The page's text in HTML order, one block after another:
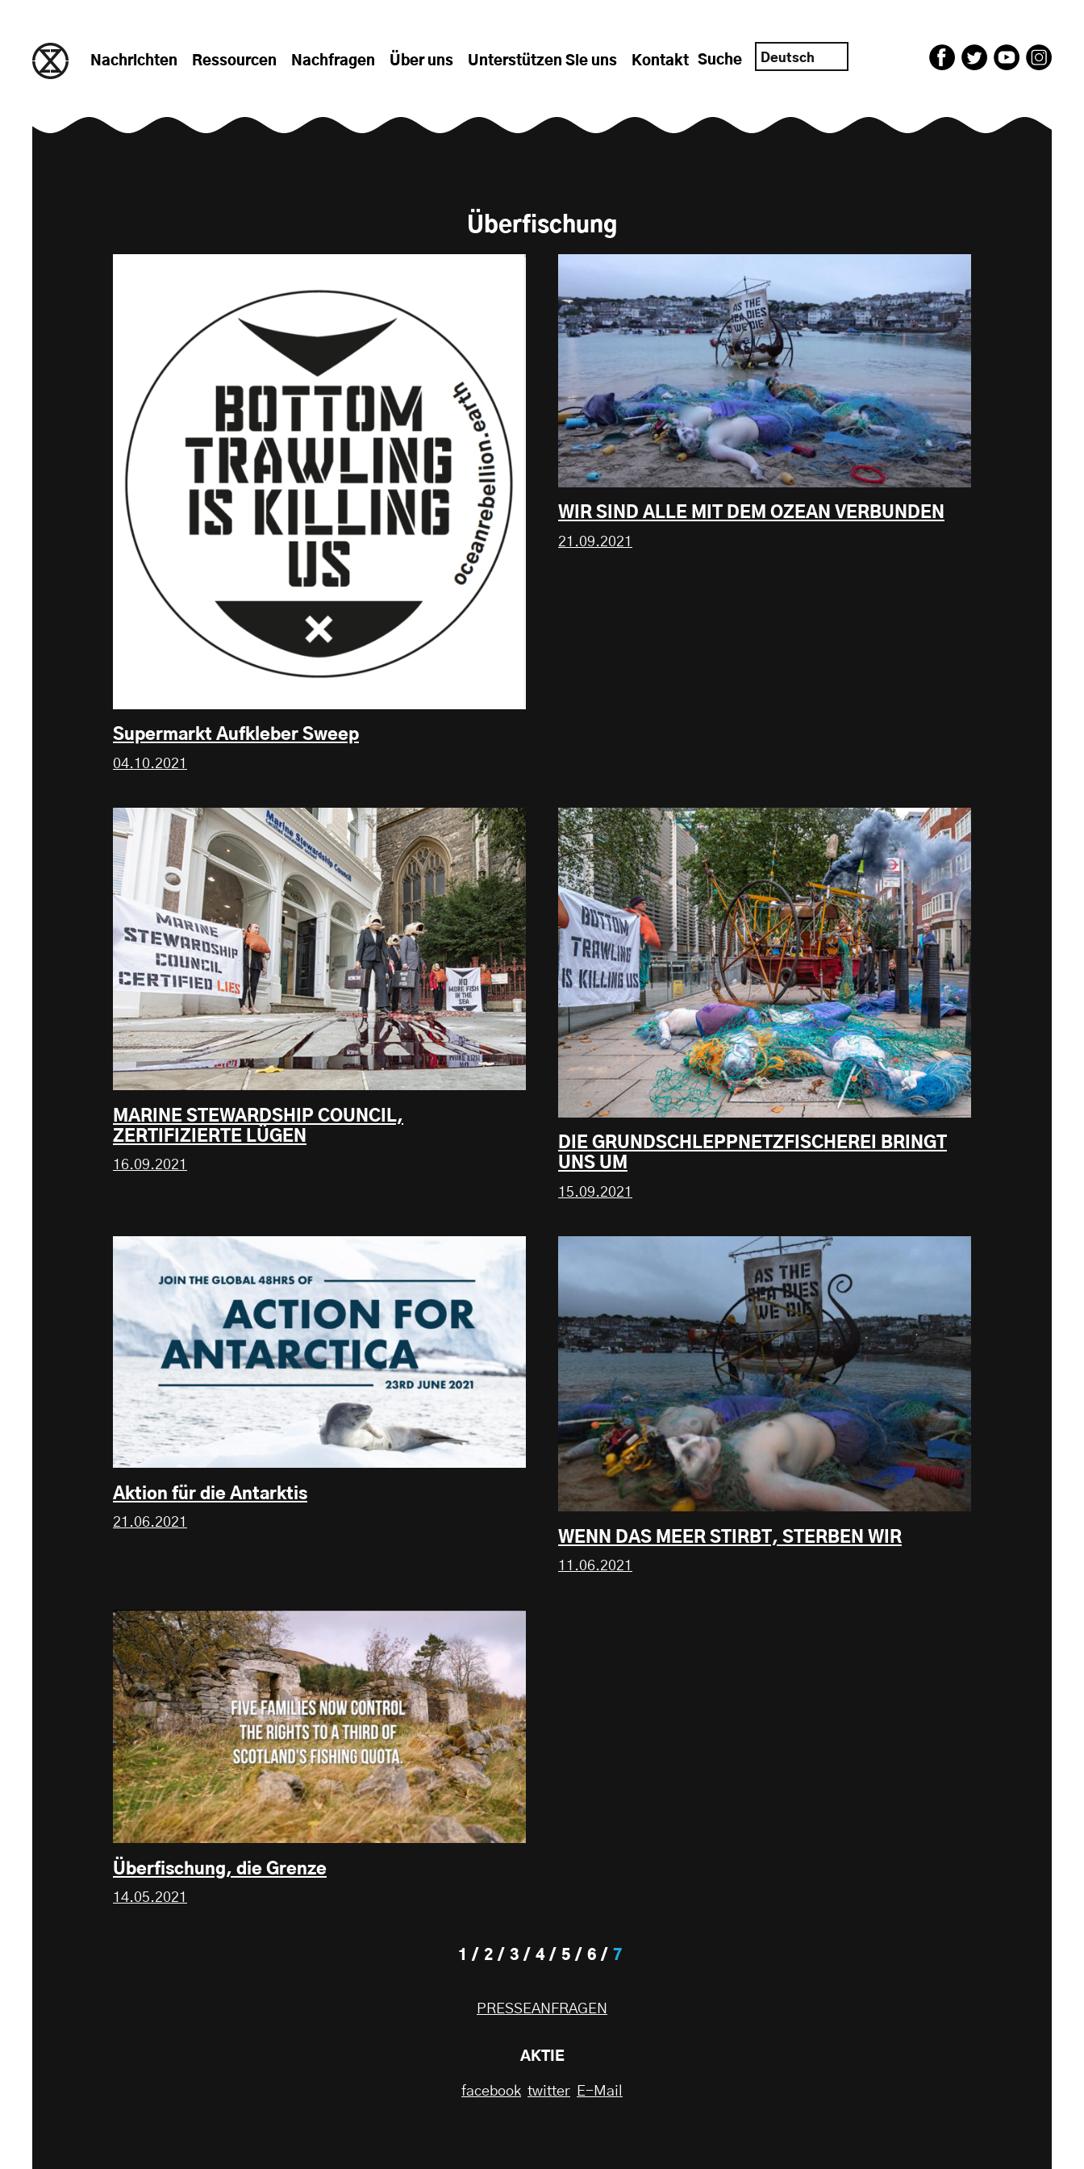
Nachrichten Ressourcen Nachfragen Über uns Unterstützen Sie uns Kontakt Suche Deutsch
Überfischung
Supermarkt Aufkleber Sweep
04.10.2021
WIR SIND ALLE MIT DEM OZEAN VERBUNDEN
21.09.2021
MARINE STEWARDSHIP COUNCIL,
ZERTIFIZIERTE LÜGEN
16.09.2021
DIE GRUNDSCHLEPPNETZFISCHEREI BRINGT
UNS UM
15.09.2021
Aktion für die Antarktis
21.06.2021
WENN DAS MEER STIRBT, STERBEN WIR
11.06.2021
Überfischung, die Grenze
14.05.2021
1 2 3 4 5 6 7
PRESSEANFRAGEN
AKTIE
facebook twitter E-Mail